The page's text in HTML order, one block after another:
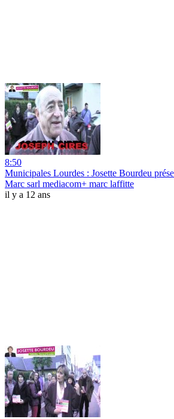
8:50
Municipales Lourdes : Josette Bourdeu
Marc sarl mediacom+ marc laffitte
il y a 12 ans